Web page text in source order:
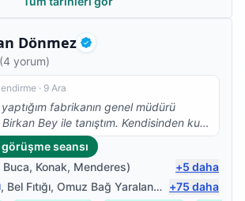
Dönmez Doğrulanmış
(4 yorum)
· 9 Ara
yaptığım fabrikanın genel müdürü
Bey ile tanıştım. Kendisinden kuru
ve ilk seansta bile ağrılarımı hafifletti
gönül rahatlığı ile herkese tavsiye
seansı
Buca, Konak, Menderes) +5 daha
, Bel Fıtığı, Omuz Bağ Yaralanması ,Protez
+75 daha